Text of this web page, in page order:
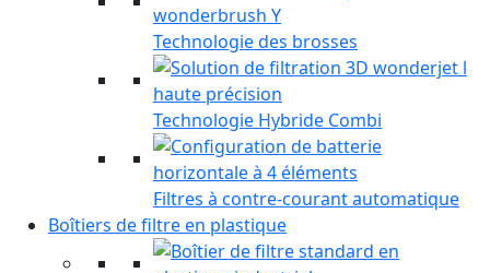
Technologie des brosses
Technologie Hybride Combi
Filtres à contre-courant automatique
Boîtiers de filtre en plastique